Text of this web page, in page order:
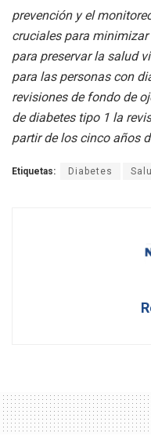
prevención y el
cruciales para
para preservar la salud
para las personas con
revisiones de fondo de
de diabetes tipo 1 la
partir de los cinco años
Etiquetas: Diabetes